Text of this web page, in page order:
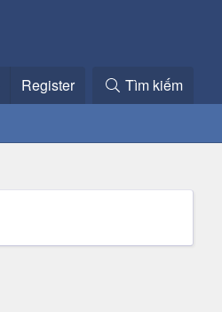
Register Tìm kiếm